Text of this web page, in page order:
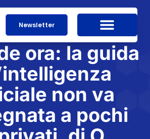
Newsletter
ora: la guida
non va
a pochi